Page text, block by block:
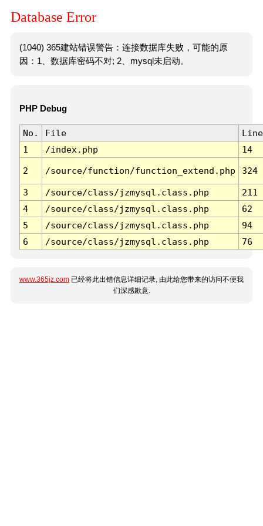
Database Error
(1040) 365建站错误警告：连接数据库失败，可能的原
因：1、数据库密码不对; 2、mysql未启动。
PHP Debug
No. File
Line
1
/index.php 14
2 /source/function/function_extend.php 324
3 /source/class/jzmysql.class.php
211
4
/source/class/jzmysql.class.php
62
5
/source/class/jzmysql.class.php
94
6
/source/class/jzmysql.class.php 76
www.365jz.com 已经将此出错信息详细记录, 由此给您带来的访问不便我
们深感歉意.